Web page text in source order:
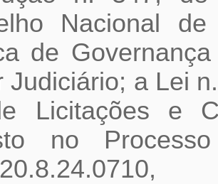
Nacional
de
Judiciário; a Lei
Licitações e
no